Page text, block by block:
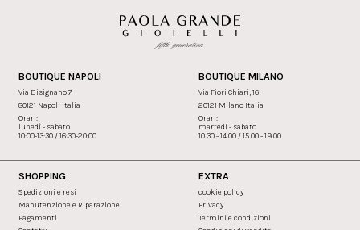
BOUTIQUE NAPOLI
Via Bisignano 7
80121 Napoli Italia
Orari:
lunedì - sabato
10:00-13:30 / 16:30-20:00
BOUTIQUE MILANO
Via Fiori Chiari, 16
20121 Milano Italia
Orari:
martedi - sabato
10.30 - 14.00 / 15.00 - 19.00
SHOPPING
Spedizioni e resi
Manutenzione e Riparazione
Pagamenti
EXTRA
cookie policy
Privacy
Termini e condizioni